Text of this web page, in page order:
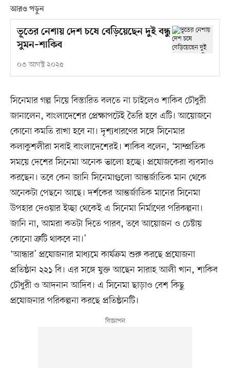
আরও পড়ুন
ভূতের নেশায় দেশ চষে বেড়িয়েছেন দুই বন্ধু
সুমন–শাকিব
০৩ আগস্ট ২০২৫
সিনেমার গল্প নিয়ে বিস্তারিত বলতে না চাইলেও শাকিব চৌধুরী
জানালেন, বাংলাদেশের প্রেক্ষাপটেই তৈরি হবে এটি। আয়োজনে
কোনো কমতি রাখা হবে না। দৃশ্যধারণের সঙ্গে সিনেমার
কলাকুশলীরা সবাই বাংলাদেশেরই। শাকিব বলেন, ‘সাম্প্রতিক
সময়ে দেশের সিনেমা অনেক ভালো হচ্ছে। প্রযোজকেরা ব্যবসাও
করছেন। তবে কেন জানি সিনেমাগুলো আন্তর্জাতিক মান থেকে
অনেকটা পেছনে আছে। দর্শকের আন্তর্জাতিক মানের সিনেমা
উপহার দেওয়ার ইচ্ছা থেকেই এ সিনেমা নির্মাণের পরিকল্পনা।
জানি না, আমরা কতটা দিতে পারব, তবে আয়োজন ও চেষ্টায়
কোনো ত্রুটি থাকবে না।’
‘আন্ধার’ প্রযোজনার মাধ্যমে কার্যক্রম শুরু করছে প্রযোজনা
প্রতিষ্ঠান ২২১ বি। এর সঙ্গে যুক্ত আছেন সারাহ আলী খান, শাকিব
চৌধুরী ও আদনান আদিব। এ সিনেমা ছাড়াও বেশ কিছু
প্রযোজনার পরিকল্পনা করছে প্রতিষ্ঠানটি।